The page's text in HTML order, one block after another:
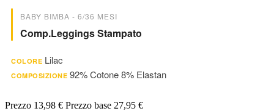
BABY BIMBA - 6/36 MESI
Comp.leggings Stampato
COLORE Lilac
COMPOSIZIONE 92% Cotone 8% Elastan
Prezzo 13,98 € Prezzo base 27,95 €